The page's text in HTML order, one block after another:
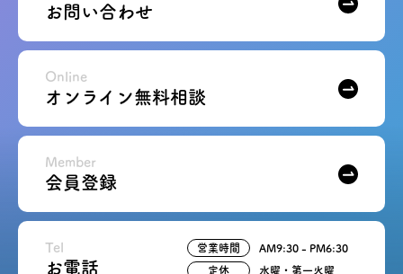
お問い合わせ
オンライン無料相談
Online
会員登録
Member
Tel
お電話
営業時間 AM9:30 - PM6:30
定休 水曜・第一火曜